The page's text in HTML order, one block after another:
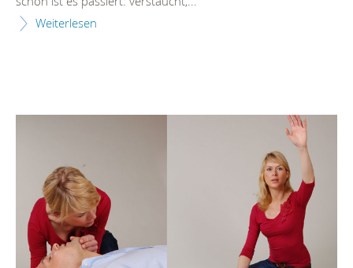
Weiterlesen